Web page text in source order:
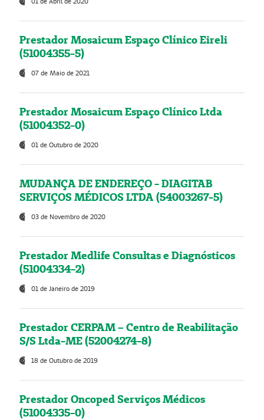
Prestador Mosaicum Espaço Clínico Eireli
(51004355-5)
07 de Maio de 2021
Prestador Mosaicum Espaço Clínico Ltda
(51004352-0)
01 de Outubro de 2020
MUDANÇA DE ENDEREÇO - DIAGITAB
SERVIÇOS MÉDICOS LTDA (54003267-5)
03 de Novembro de 2020
Prestador Medlife Consultas e Diagnósticos
(51004334-2)
01 de Janeiro de 2019
Prestador CERPAM – Centro de Reabilitação
S/S Ltda-ME (52004274-8)
18 de Outubro de 2019
Prestador Oncoped Serviços Médicos
(51004335-0)